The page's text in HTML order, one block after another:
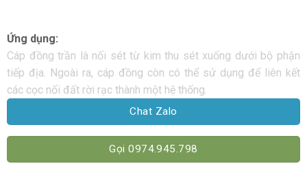
Ứng dụng:
Cáp đồng trần là nối sét từ kim thu sét xuống dưới bộ phận
tiếp địa. Ngoài ra, cáp đồng còn có thể sử dụng để liên kết
các cọc nối đất rời rạc thành một hệ thống.
Chat Zalo
Gọi 0974.945.798